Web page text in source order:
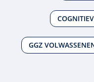
GGZ